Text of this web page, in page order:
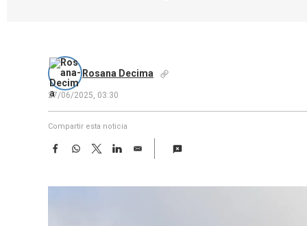
Rosana Decima
27/06/2025, 03:30
Compartir esta noticia
F
e
W
t
T
w
t
L
k
E
i